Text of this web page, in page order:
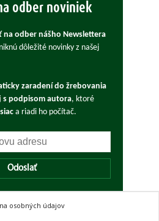
odber noviniek
na odber nášho Newslettera
dôležité novinky z našej
zaradení do žrebovania
s podpisom autora, ktoré
a riadi ho počítač.
Odoslať
osobných údajov